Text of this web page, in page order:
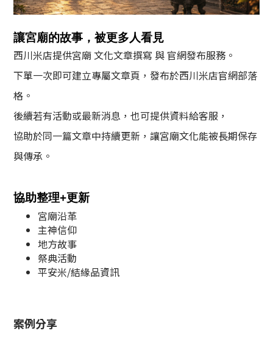
讓宮廟的故事，被更多人看見
西川米店提供宮廟 文化文章撰寫 與 官網發布服務。
下單一次即可建立專屬文章頁，發布於西川米店官網部落
格。
後續若有活動或最新消息，也可提供資料給客服，
協助於同一篇文章中持續更新，讓宮廟文化能被長期保存
與傳承。
協助整理+更新
宮廟沿革
主神信仰
地方故事
祭典活動
平安米/結緣品資訊
案例分享